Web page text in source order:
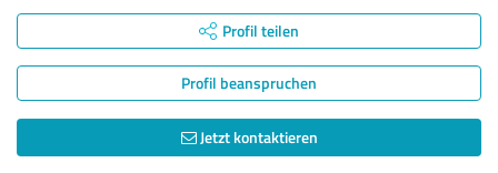
Profil teilen
Profil beanspruchen
Jetzt kontaktieren